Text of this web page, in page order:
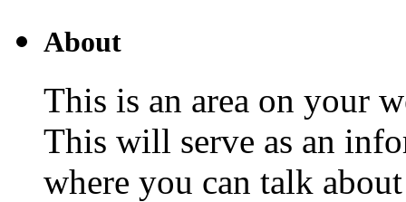
About
This is an area on your
This will serve as an
where you can talk